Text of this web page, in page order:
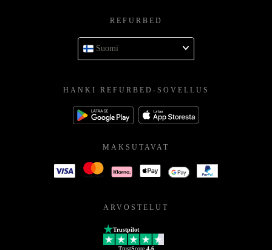
REFURBED
Suomi
HANKI REFURBED-SOVELLUS
MAKSUTAVAT
ARVOSTELUT
Trustpilot
TrustScore 4.6